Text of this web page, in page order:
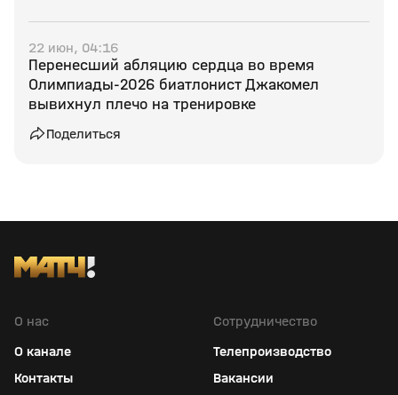
22 июн, 04:16
Перенесший абляцию сердца во время
Олимпиады‑2026 биатлонист Джакомел
вывихнул плечо на тренировке
Поделиться
О нас
О канале
Контакты
Сотрудничество
Телепроизводство
Вакансии